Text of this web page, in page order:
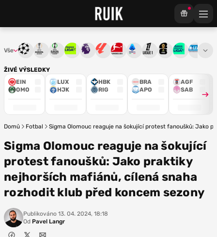
ŽIVÉ VÝSLEDKY
EIN
OMO
LUX
HJK
HBK
RIG
BRA
APO
AGF
SAB
Vše Liga mistrůEvropská liga
Konferenční liga
Chance ligaPremier League
La LigaBundesliga
Serie ALigue 1Mistrovství světa
Chance3. ČFL
Domů Fotbal Sigma Olomouc reaguje na šokující protest fanoušků: Jako
Sigma Olomouc reaguje na šokující
protest fanoušků: Jako praktiky
nejhorších mafiánů, cílená snaha
rozhodit klub před koncem sezony
Publikováno 13. 04. 2024, 18:18
Od Pavel Langr